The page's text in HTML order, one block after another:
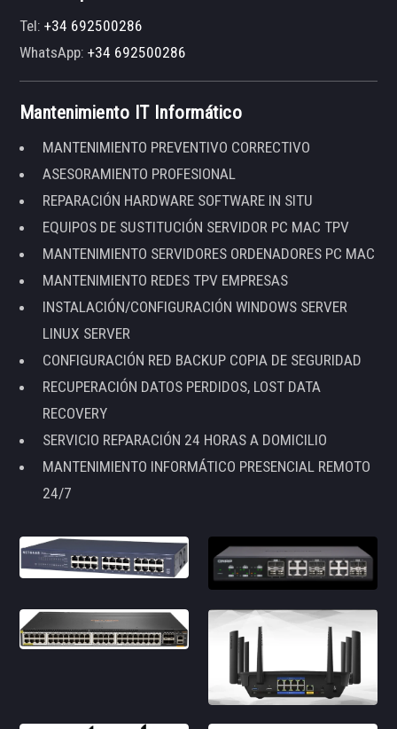
Tel:+34 692500286
WhatsApp:+34 692500286
Mantenimiento IT Informático
MANTENIMIENTO PREVENTIVO CORRECTIVO
ASESORAMIENTO PROFESIONAL
REPARACIÓN HARDWARE SOFTWARE IN SITU
EQUIPOS DE SUSTITUCIÓN SERVIDOR PC MAC TPV
MANTENIMIENTO SERVIDORES ORDENADORES PC MAC
MANTENIMIENTO REDES TPV EMPRESAS
INSTALACIÓN/CONFIGURACIÓN WINDOWS SERVER
LINUX SERVER
CONFIGURACIÓN RED BACKUP COPIA DE SEGURIDAD
RECUPERACIÓN DATOS PERDIDOS, LOST DATA
RECOVERY
SERVICIO REPARACIÓN 24 HORAS A DOMICILIO
MANTENIMIENTO INFORMÁTICO PRESENCIAL REMOTO
24/7